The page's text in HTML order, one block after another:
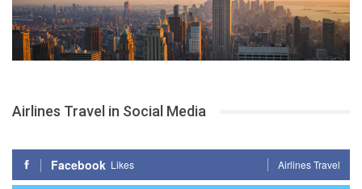
Airlines Travel in Social Media
Facebook Likes Airlines Travel